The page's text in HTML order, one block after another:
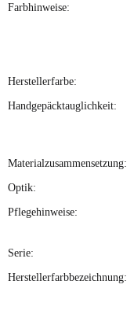
Farbhinweise:
Herstellerfarbe:
Handgepäcktauglichkeit:
Materialzusammensetzung:
Optik:
Pflegehinweise:
Serie:
Herstellerfarbbezeichnung: